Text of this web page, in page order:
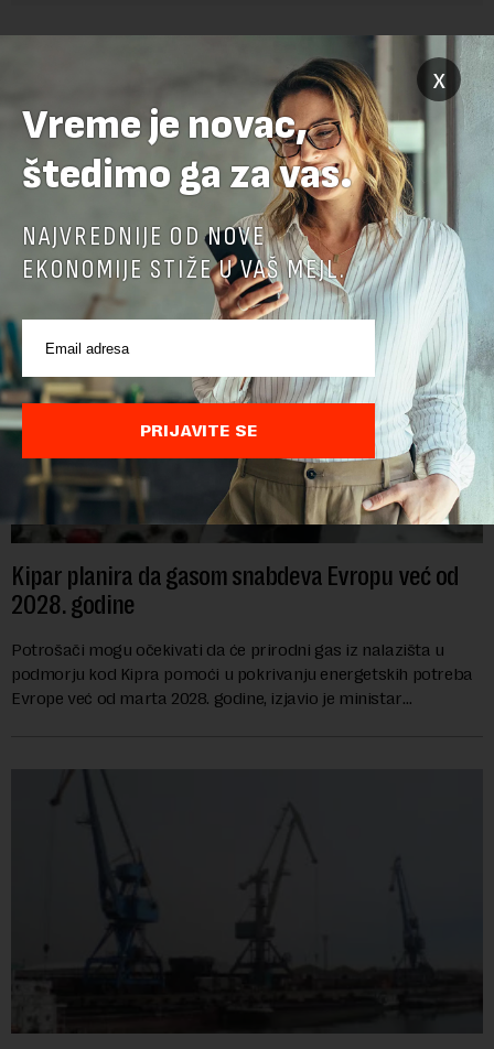
POVEZANI SADRŽAJI
Kipar planira da gasom snabdeva Evropu već od
2028. godine
Potrošači mogu očekivati da će prirodni gas iz nalazišta u
podmorju kod Kipra pomoći u pokrivanju energetskih potreba
Evrope već od marta 2028. godine, izjavio je ministar
x
Vreme je novac,
štedimo ga za vas.
NAJVREDNIJE OD NOVE
EKONOMIJE STIŽE U VAŠ MEJL.
PRIJAVITE SE